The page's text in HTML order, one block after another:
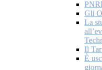
Gli
La
Il
È